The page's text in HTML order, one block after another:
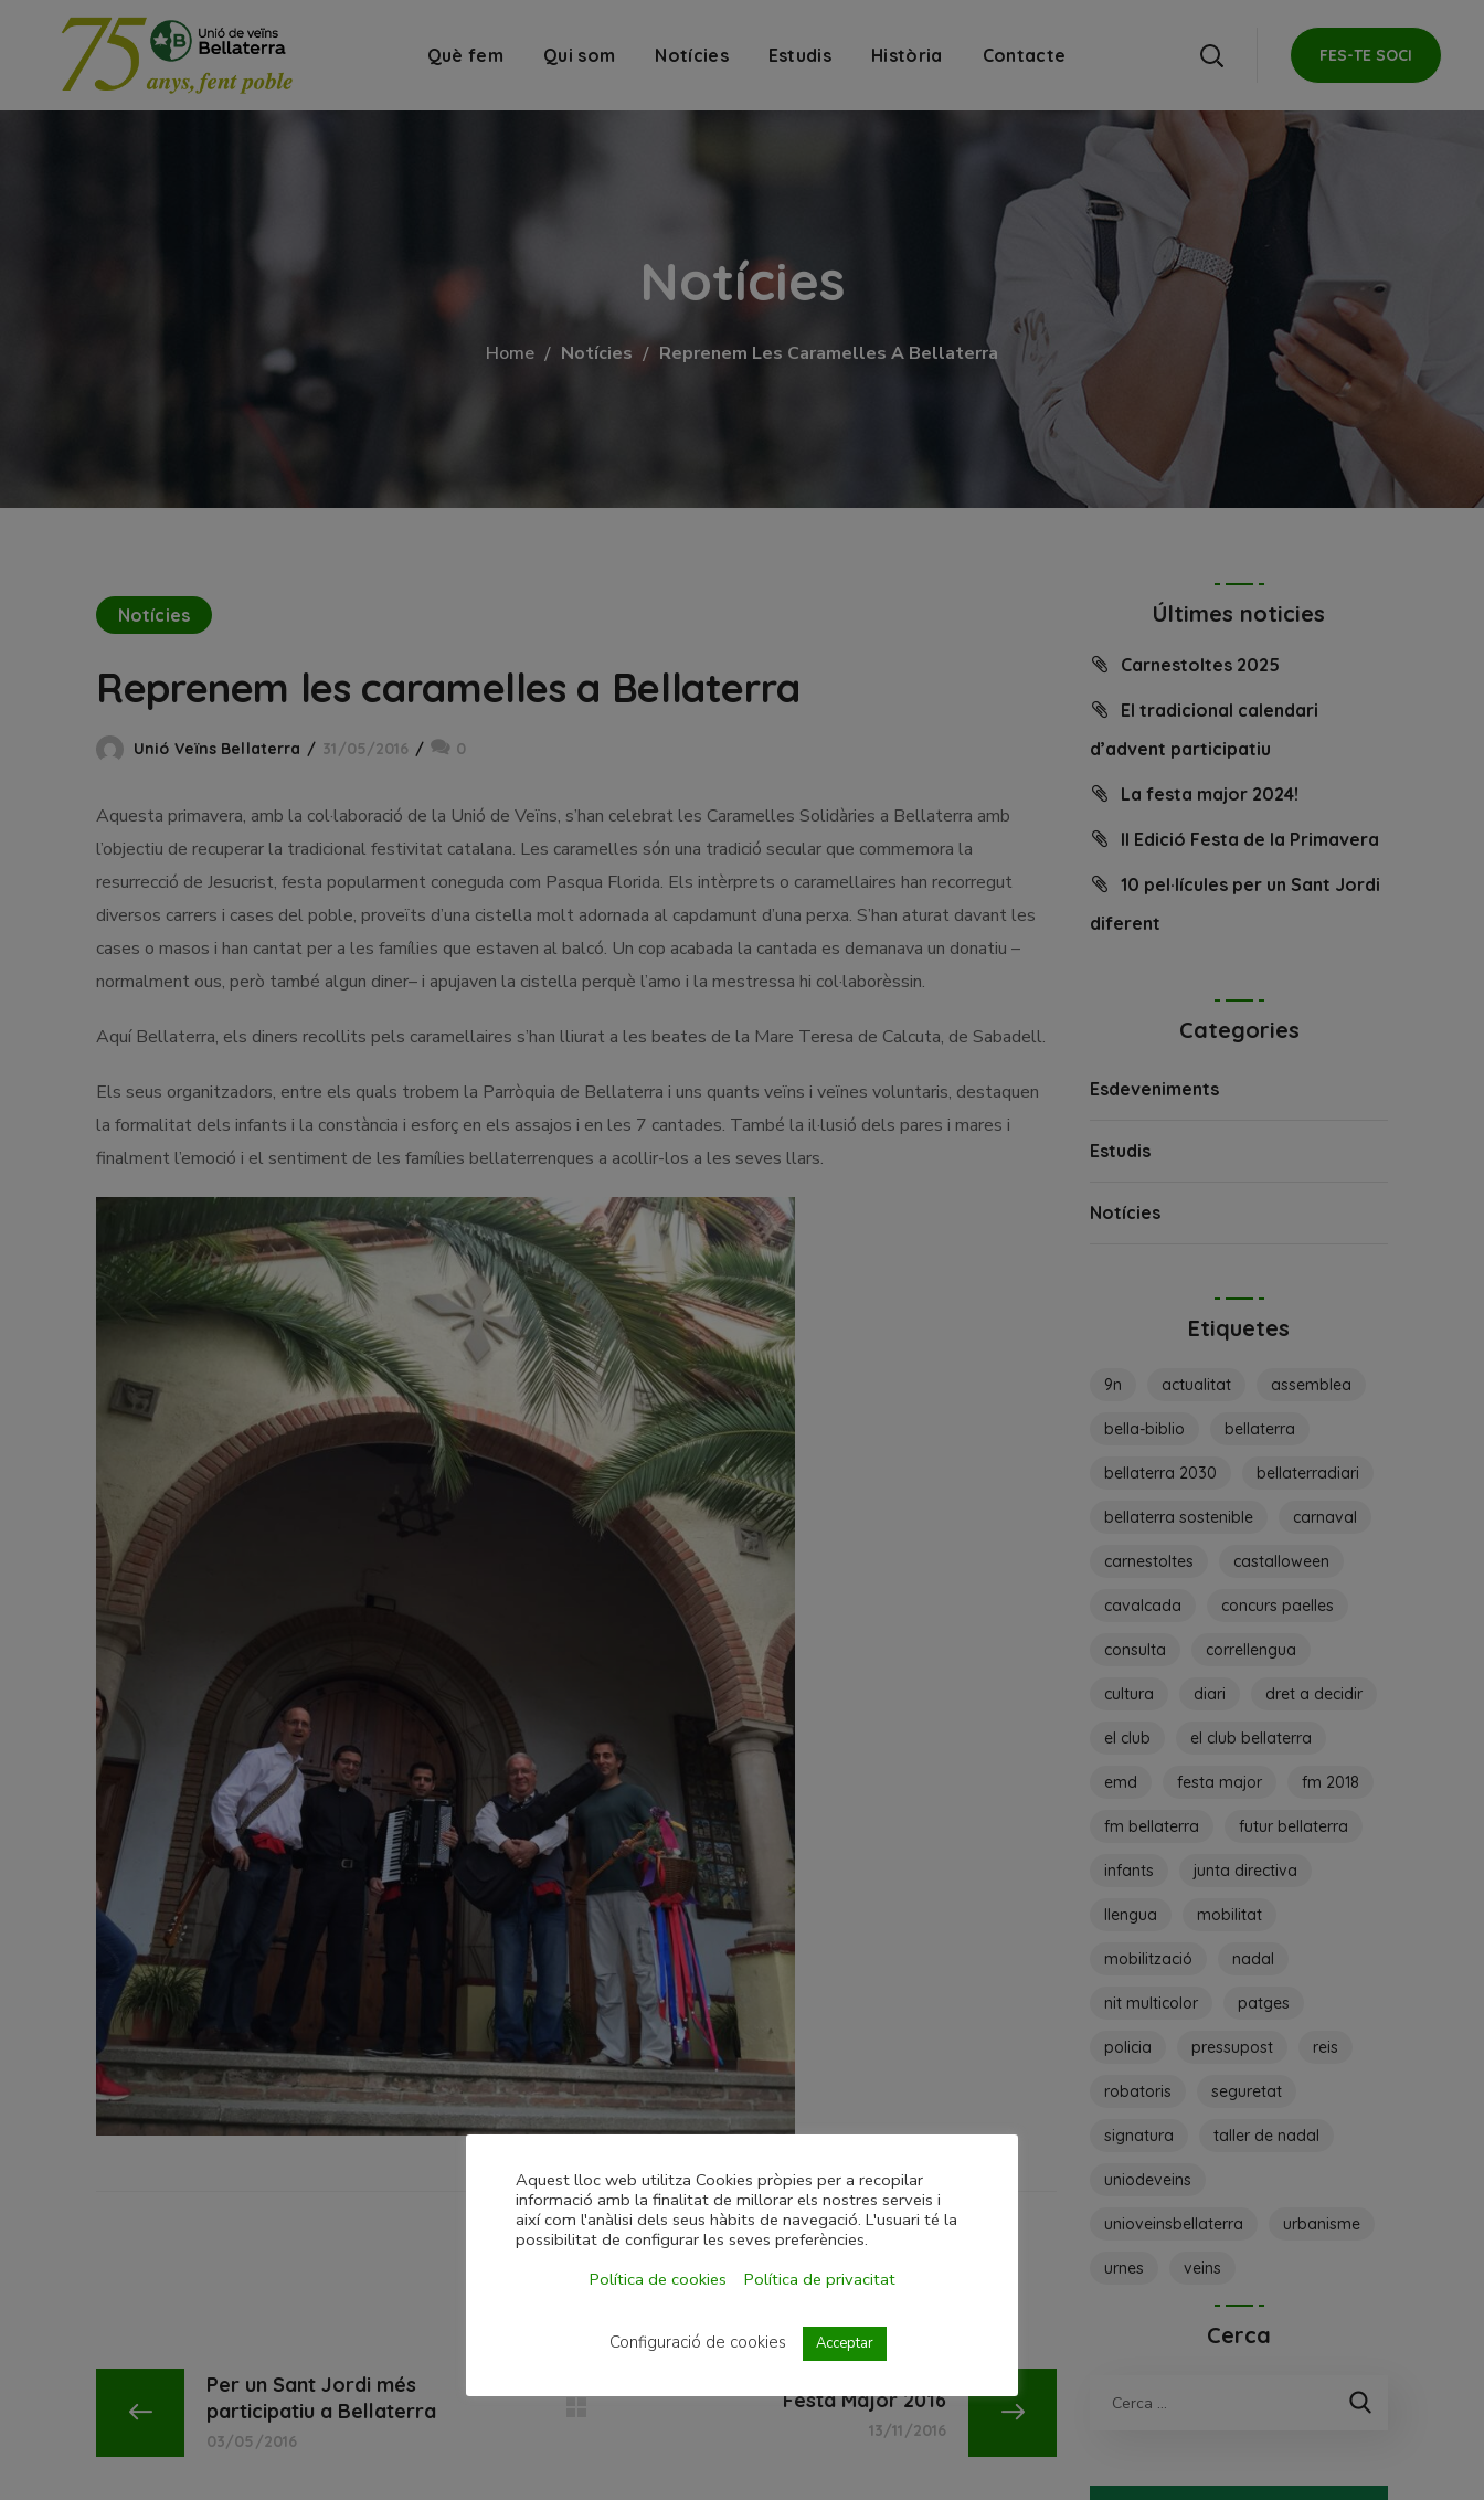
Què fem Qui som Notícies Estudis Història Contacte FES-TE SOCI
Notícies
Home Notícies Reprenem Les Caramelles A Bellaterra
Notícies
Reprenem les caramelles a Bellaterra
Unió Veïns Bellaterra 31/05/2016 0
Aquesta primavera, amb la col·laboració de la Unió de Veïns, s’han celebrat les Caramelles Solidàries a Bellaterra amb
l’objectiu de recuperar la tradicional festivitat catalana. Les caramelles són una tradició secular que commemora la
resurrecció de Jesucrist, festa popularment coneguda com Pasqua Florida. Els intèrprets o caramellaires han recorregut
diversos carrers i cases del poble, proveïts d’una cistella molt adornada al capdamunt d’una perxa. S’han aturat davant les
cases o masos i han cantat per a les famílies que estaven al balcó. Un cop acabada la cantada es demanava un donatiu –
normalment ous, però també algun diner– i apujaven la cistella perquè l’amo i la mestressa hi col·laborèssin.
Aquí Bellaterra, els diners recollits pels caramellaires s’han lliurat a les beates de la Mare Teresa de Calcuta, de Sabadell.
Els seus organitzadors, entre els quals trobem la Parròquia de Bellaterra i uns quants veïns i veïnes voluntaris, destaquen
la formalitat dels infants i la constància i esforç en els assajos i en les 7 cantades. També la il·lusió dels pares i mares i
finalment l’emoció i el sentiment de les famílies bellaterrenques a acollir-los a les seves llars.
Per un Sant Jordi més
participatiu a Bellaterra
03/05/2016
Festa Major 2016
13/11/2016
Últimes noticies
Carnestoltes 2025
El tradicional calendari
d’advent participatiu
La festa major 2024!
II Edició Festa de la Primavera
10 pel·lícules per un Sant Jordi
diferent
Categories
Esdeveniments
Estudis
Notícies
Etiquetes
9n actualitat assemblea
bella-biblio bellaterra
bellaterra 2030 bellaterradiari
bellaterra sostenible carnaval
carnestoltes castalloween
cavalcada concurs paelles
consulta correllengua
cultura diari dret a decidir
el club el club bellaterra
emd festa major fm 2018
fm bellaterra futur bellaterra
infants junta directiva
llengua mobilitat
mobilització nadal
nit multicolor patges
policia pressupost reis
robatoris seguretat
signatura taller de nadal
uniodeveins
unioveinsbellaterra urbanisme
urnes veins
Cerca
Aquest lloc web utilitza Cookies pròpies per a recopilar
informació amb la finalitat de millorar els nostres serveis i
així com l'anàlisi dels seus hàbits de navegació. L'usuari té la
possibilitat de configurar les seves preferències.
Política de cookies
Política de privacitat
Configuració de cookies Acceptar